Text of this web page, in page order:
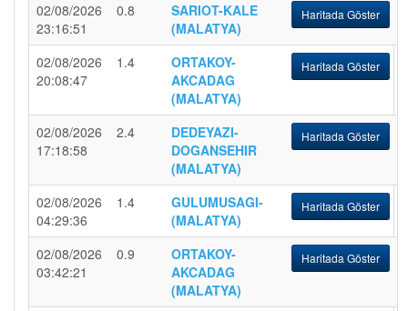
02/08/2026
23:16:51
0.8
SARIOT-KALE
(MALATYA)
Haritada Göster
02/08/2026
20:08:47
1.4
ORTAKOY-
AKCADAG
(MALATYA)
Haritada Göster
02/08/2026
17:18:58
2.4
DEDEYAZI-
DOGANSEHIR
(MALATYA)
Haritada Göster
02/08/2026
04:29:36
1.4
GULUMUSAGI-
(MALATYA)
Haritada Göster
02/08/2026
03:42:21
0.9
ORTAKOY-
AKCADAG
(MALATYA)
Haritada Göster